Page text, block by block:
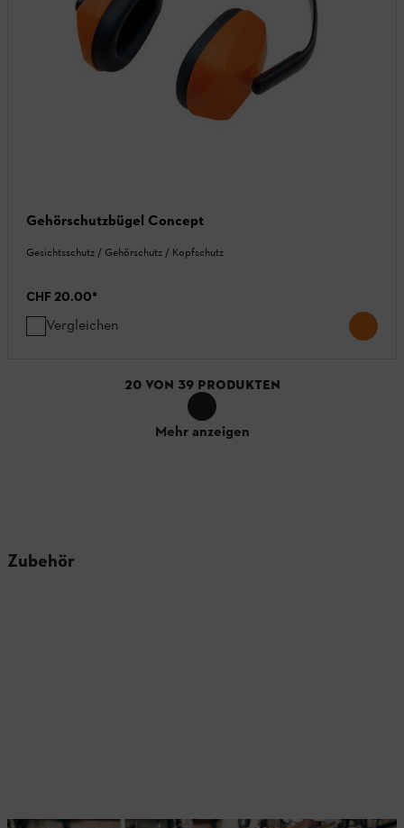
Gehörschutzbügel Concept
Gesichtsschutz / Gehörschutz / Kopfschutz
CHF 20.00*
Vergleichen
20 VON 39 PRODUKTEN
Mehr anzeigen
Zubehör